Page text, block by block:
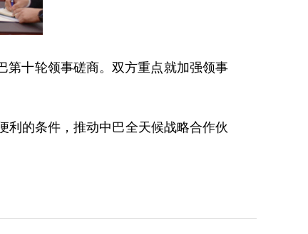
第十轮领事磋商。双方重点就加强领事
利的条件，推动中巴全天候战略合作伙